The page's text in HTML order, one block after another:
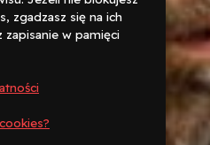
zgadzasz się na ich
zapisanie w pamięci